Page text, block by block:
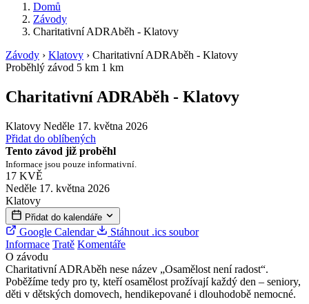
Domů
Závody
Charitativní ADRAběh - Klatovy
Závody › Klatovy › Charitativní ADRAběh - Klatovy
Proběhlý závod 5 km 1 km
Charitativní ADRAběh - Klatovy
Klatovy Neděle 17. května 2026
Přidat do oblíbených
Tento závod již proběhl
Informace jsou pouze informativní.
17 KVĚ
Neděle 17. května 2026
Klatovy
Přidat do kalendáře
Google Calendar
Stáhnout .ics soubor
Informace Tratě Komentáře
O závodu
Charitativní ADRAběh nese název „Osamělost není radost“.
Poběžíme tedy pro ty, kteří osamělost prožívají každý den – seniory,
děti v dětských domovech, hendikepované i dlouhodobě nemocné.